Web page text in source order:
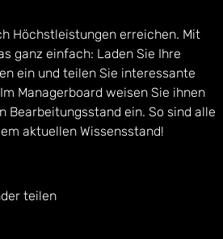
Höchstleistungen erreichen. Mit
ganz einfach: Laden Sie Ihre
ein und teilen Sie interessante
Managerboard weisen Sie ihnen
Bearbeitungsstand ein. So sind alle
aktuellen Wissensstand!
teilen